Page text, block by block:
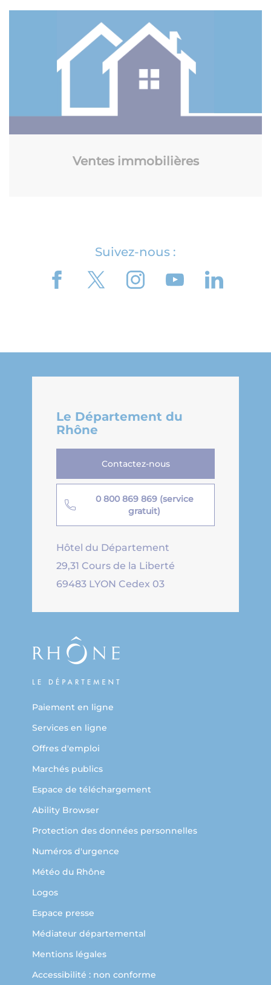
Ventes immobilières
Suivez-nous :
Paiement en ligne
Services en ligne
Offres d'emploi
Marchés publics
Espace de téléchargement
Ability Browser
Protection des données personnelles
Numéros d'urgence
Météo du Rhône
Logos
Espace presse
Médiateur départemental
Mentions légales
Accessibilité : non conforme
Le Département du
Rhône
Contactez-nous
0 800 869 869 (service
gratuit)
Hôtel du Département
29,31 Cours de la Liberté
69483 LYON Cedex 03